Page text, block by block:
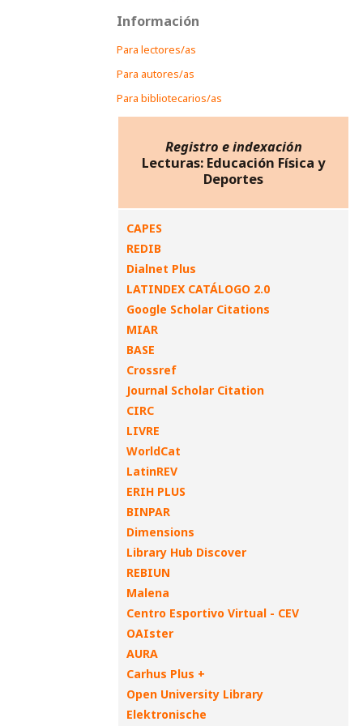
Información
Para lectores/as
Para autores/as
Para bibliotecarios/as
Registro e indexación
Lecturas: Educación Física y
Deportes
CAPES
REDIB
Dialnet Plus
LATINDEX CATÁLOGO 2.0
Google Scholar Citations
MIAR
BASE
Crossref
Journal Scholar Citation
CIRC
LIVRE
WorldCat
LatinREV
ERIH PLUS
BINPAR
Dimensions
Library Hub Discover
REBIUN
Malena
Centro Esportivo Virtual - CEV
OAIster
AURA
Carhus Plus +
Open University Library
Elektronische